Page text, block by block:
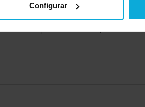
Configurar
no se han puesto en contacto, cobrar si